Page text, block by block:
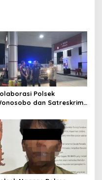
Polsek
dan Satreskrim
Informasi
Pengecoran BBM
di SPBU Lakaran